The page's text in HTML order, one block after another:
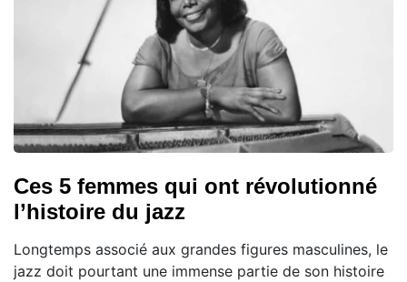
Ces 5 femmes qui ont révolutionné
l’histoire du jazz
Longtemps associé aux grandes figures masculines, le
jazz doit pourtant une immense partie de son histoire